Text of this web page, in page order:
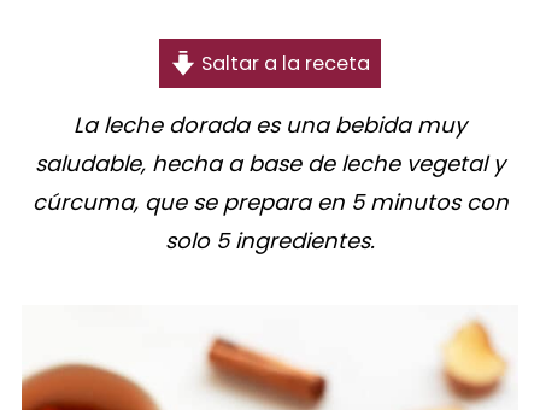
Saltar a la receta
La leche dorada es una bebida muy
saludable, hecha a base de leche vegetal y
cúrcuma, que se prepara en 5 minutos con
solo 5 ingredientes.